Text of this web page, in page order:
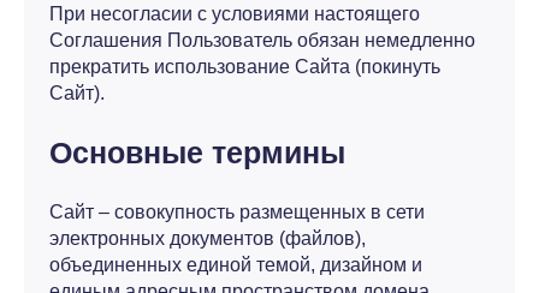
При несогласии с условиями настоящего
Соглашения Пользователь обязан немедленно
прекратить использование Сайта (покинуть
Сайт).
Основные термины
Сайт – совокупность размещенных в сети
электронных документов (файлов),
объединенных единой темой, дизайном и